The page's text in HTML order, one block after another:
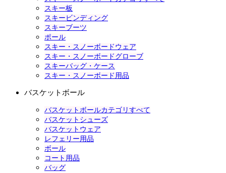
スキー板
スキービンディング
スキーブーツ
ポール
スキー・スノーボードウェア
スキー・スノーボードグローブ
スキーバッグ・ケース
スキー・スノーボード用品
バスケットボール
バスケットボールカテゴリすべて
バスケットシューズ
バスケットウェア
レフェリー用品
ボール
コート用品
バッグ